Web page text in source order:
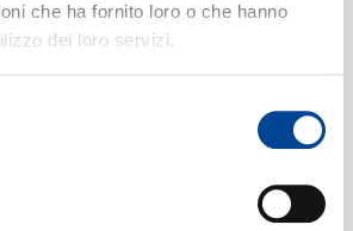
che ha fornito loro o che hanno
dei loro servizi.